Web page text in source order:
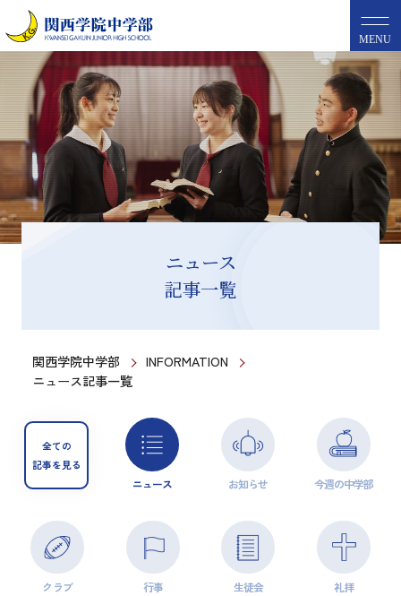
MENU
ニュース
記事一覧
関西学院中学部
INFORMATION
ニュース記事一覧
全ての
記事を見る
ニュース お知らせ 今週の中学部
クラブ 行事 生徒会 礼拝